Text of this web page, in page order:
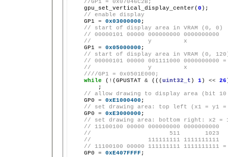
//GP1 = 0x07046C2B;
gpu_set_vertical_display_center( 0
// enable display
GP1
= 0x03000000
// start of display area in VRAM (0, 0)
// 00000101 00000 000000000 0000000000
//                y         x
GP1
= 0x05000000
// start of display area in VRAM (0,
// 00000101 00000 001111000 0000000000
//                y         x
////GP1 = 0x0501E000;
while
( ! (GPUSTAT & ((( uint32_t ) 1) <<
26
// allow drawing to display area (bit
GP0
= 0xE1000400
// set drawing area: top left (x1 = y1 =
GP0
= 0xE3000000
// set drawing area: bottom right: x2 =
// 11100100 00000 000000000 0000000000
//                      511       1023
//                111111111 1111111111
// 11100100 00000 111111111 1111111111 =
GP0
= 0xE407FFFF ;